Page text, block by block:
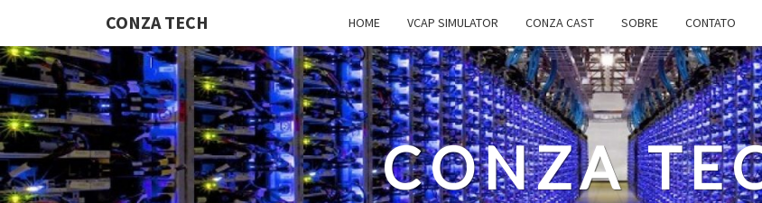
CONZA TECH HOME VCAP SIMULATOR CONZA CAST SOBRE CONTATO
CONZA